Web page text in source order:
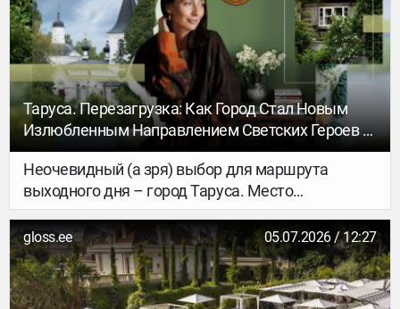
Таруса. Перезагрузка: Как Город Стал Новым
Излюбленным Направлением Светских Героев И
Почему В Нем Стоит Побывать Хоть Раз
Неочевидный (а зря) выбор для маршрута
выходного дня – город Таруса. Место
притяжения многих литераторов и художников.
Здесь на каждом шагу стоят памятники
выдающимся «тарусским дачникам» и царит
атмосфера спокойного уединения. Сегодня это
направление приобретает новую популярность и
gloss.ee 05.07.2026 / 12:27